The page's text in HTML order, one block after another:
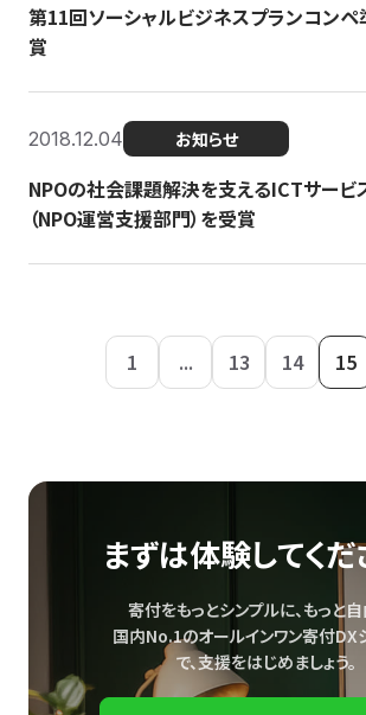
第11回ソーシャルビジネスプランコンペ
賞
2018.12.04 お知らせ
NPOの社会課題解決を支えるICTサービ
（NPO運営支援部門）を受賞
1 ... 13 14 15
まずは体験してくだ
寄付をもっとシンプルに、もっと自
国内No.1のオールインワン寄付DX
で、支援をはじめましょう。